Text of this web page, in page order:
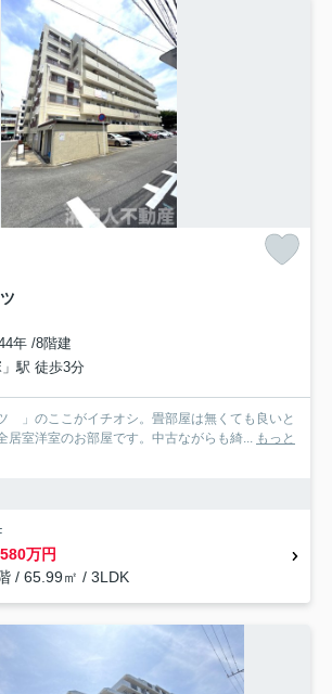
ツ
年 /8階建
駅 徒歩3分
」のここがイチオシ。畳部屋は無くても良いと
居室洋室のお部屋です。中古ながらも綺... もっと
万円
/ 65.99㎡ / 3LDK